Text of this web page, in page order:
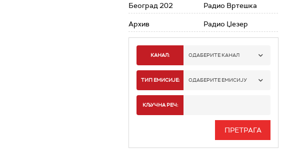
Београд 202
Архив
Радио Вртешка
Радио Џезер
КАНАЛ: ОДАБЕРИТЕ КАНАЛ
РАДИО БЕОГРАД 1
РАДИО БЕОГРАД 3
ТИП ЕМИСИЈЕ: ОДАБЕРИТЕ ЕМИСИЈУ
ИНФО
КЉУЧНА РЕЧ: